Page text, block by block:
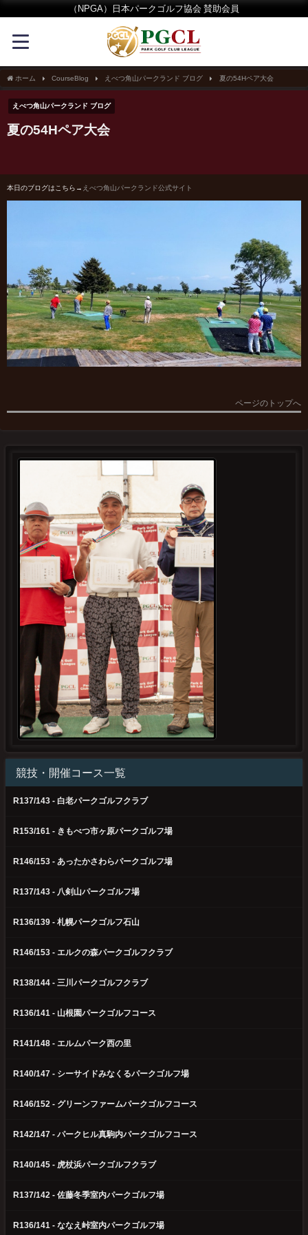
（NPGA）日本パークゴルフ協会 賛助会員
ホーム CourseBlog えべつ角山パークランド ブログ 夏の54Hペア大会
えべつ角山パークランド ブログ
夏の54Hペア大会
本日のブログはこちら→ えべつ角山パークランド公式サイト
ページのトップへ
競技・開催コース一覧
R137/143 - 白老パークゴルフクラブ
R153/161 - きもべつ市ヶ原パークゴルフ場
R146/153 - あったかさわらパークゴルフ場
R137/143 - 八剣山パークゴルフ場
R136/139 - 札幌パークゴルフ石山
R146/153 - エルクの森パークゴルフクラブ
R138/144 - 三川パークゴルフクラブ
R136/141 - 山根園パークゴルフコース
R141/148 - エルムパーク西の里
R140/147 - シーサイドみなくるパークゴルフ場
R146/152 - グリーンファームパークゴルフコース
R142/147 - パークヒル真駒内パークゴルフコース
R140/145 - 虎杖浜パークゴルフクラブ
R137/142 - 佐藤冬季室内パークゴルフ場
R136/141 - ななえ峠室内パークゴルフ場